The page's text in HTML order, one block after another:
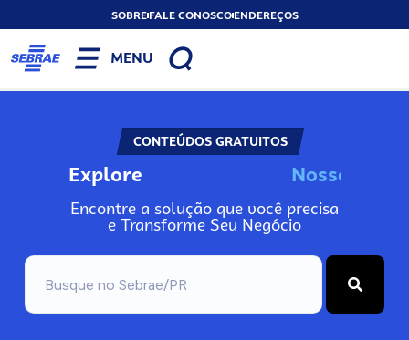
SOBREFALE CONOSCOENDEREÇOS
MENU
CONTEÚDOS GRATUITOS
Explore No
Encontre a solução que você precisa
e Transforme Seu Negócio